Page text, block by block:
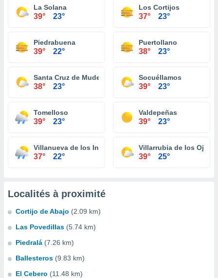
La Solana
39° 23°
Los Cortijos
37° 23°
Piedrabuena
39° 22°
Puertollano
38° 23°
Santa Cruz de Mudela
38° 23°
Socuéllamos
39° 23°
Tomelloso
39° 23°
Valdepeñas
39° 23°
Villanueva de los Infantes
37° 22°
Villarrubia de los Ojos
39° 25°
Localités à proximité
Cortijo de Abajo (2.09 km)
Las Povedillas (5.74 km)
Piedralá (7.26 km)
Ballesteros (9.83 km)
El Cebero (11.48 km)